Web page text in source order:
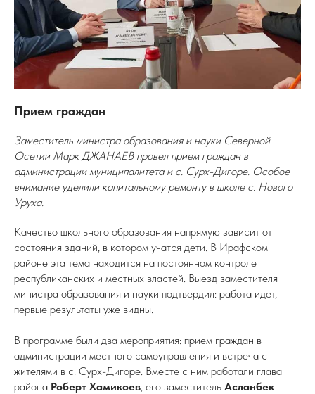
Прием граждан
Заместитель министра образования и науки Северной
Осетии Марк ДЖАНАЕВ провел прием граждан в
администрации муниципалитета и с. Сурх-Дигоре. Особое
внимание уделили капитальному ремонту в школе с. Нового
Уруха.
Качество школьного образования напрямую зависит от
состояния зданий, в котором учатся дети. В Ирафском
районе эта тема находится на постоянном контроле
республиканских и местных властей. Выезд заместителя
министра образования и науки подтвердил: работа идет,
первые результаты уже видны.
В программе были два мероприятия: прием граждан в
администрации местного самоуправления и встреча с
жителями в с. Сурх-Дигоре. Вместе с ним работали глава
района Роберт Хамикоев, его заместитель Асланбек